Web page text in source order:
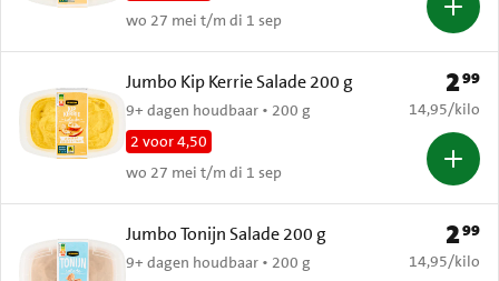
wo 27 mei t/m di 1 sep
Jumbo Kip Kerrie Salade 200 g
9+ dagen houdbaar • 200 g
2 voor 4,50
wo 27 mei t/m di 1 sep
Prijs:
299
€ 14,95 per
14,95/kilo
Jumbo Tonijn Salade 200 g
9+ dagen houdbaar • 200 g
Prijs:
299
€ 14,95 per
14,95/kilo